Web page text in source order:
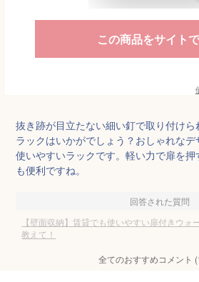
この商品をサイト
抜き跡が目立たない細い釘で取り付け
ラックはいかがでしょう？おしゃれな
使いやすいラックです。軽い力で扉を
も便利ですね。
回答された質問
【壁面収納】賃貸でも使いやすい扉付きウォ
教えて！
全てのおすすめコメント (